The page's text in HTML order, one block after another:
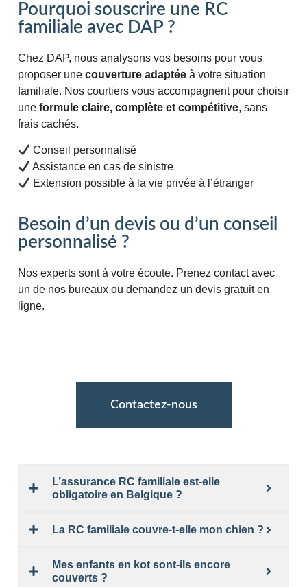
Pourquoi souscrire une RC
familiale avec DAP ?
Chez DAP, nous analysons vos besoins pour vous
proposer une couverture adaptée à votre situation
familiale. Nos courtiers vous accompagnent pour choisir
une formule claire, complète et compétitive, sans
frais cachés.
Conseil personnalisé
Assistance en cas de sinistre
Extension possible à la vie privée à l’étranger
Besoin d’un devis ou d’un conseil
personnalisé ?
Nos experts sont à votre écoute. Prenez contact avec
un de nos bureaux ou demandez un devis gratuit en
ligne.
Contactez-nous
L’assurance RC familiale est-elle
obligatoire en Belgique ?
La RC familiale couvre-t-elle mon chien ?
Mes enfants en kot sont-ils encore
couverts ?